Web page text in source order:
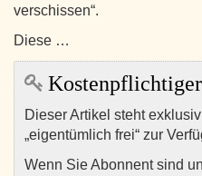
verschissen“.
Diese …
Dieser Artikel steht
„eigentümlich frei“ zur
Wenn Sie Abonnent sind